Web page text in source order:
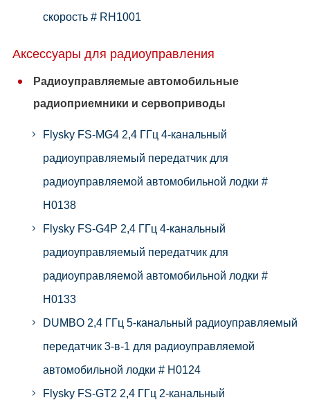
скорость # RH1001
Аксессуары для радиоуправления
Радиоуправляемые автомобильные
радиоприемники и сервоприводы
Flysky FS-MG4 2,4 ГГц 4-канальный
радиоуправляемый передатчик для
радиоуправляемой автомобильной лодки #
H0138
Flysky FS-G4P 2,4 ГГц 4-канальный
радиоуправляемый передатчик для
радиоуправляемой автомобильной лодки #
H0133
DUMBO 2,4 ГГц 5-канальный радиоуправляемый
передатчик 3-в-1 для радиоуправляемой
автомобильной лодки # H0124
Flysky FS-GT2 2,4 ГГц 2-канальный